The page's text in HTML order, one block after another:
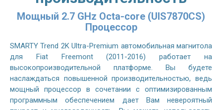
Мощный 2.7 GHz Octa-core (UIS7870CS)
Процессор
SMARTY Trend 2K Ultra-Premium автомобильная магнитола
для Fiat Freemont (2011-2016) работает на
высокопроизводительной платформе. Вы будете
наслаждаться повышенной производительностью, ведь
мощный процессор в сочетании с оптимизированным
программным обеспечением дает Вам невероятный